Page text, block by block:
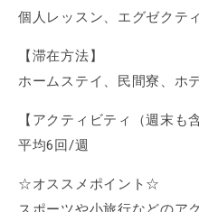
個人レッスン、エグゼクテ
【滞在方法】
ホームステイ、民間寮、ホ
【アクティビティ（週末も
平均6回/週
☆オススメポイント☆